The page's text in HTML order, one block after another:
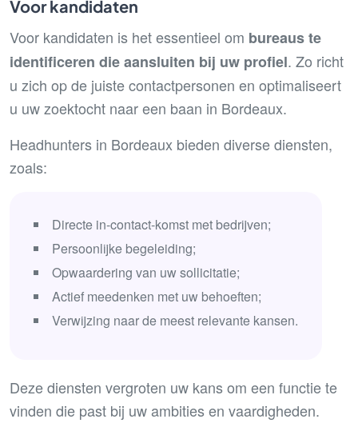
Voor kandidaten
Voor kandidaten is het essentieel om bureaus te
identificeren die aansluiten bij uw profiel. Zo richt
u zich op de juiste contactpersonen en optimaliseert
u uw zoektocht naar een baan in Bordeaux.
Headhunters in Bordeaux bieden diverse diensten,
zoals:
Directe in-contact-komst met bedrijven;
Persoonlijke begeleiding;
Opwaardering van uw sollicitatie;
Actief meedenken met uw behoeften;
Verwijzing naar de meest relevante kansen.
Deze diensten vergroten uw kans om een functie te
vinden die past bij uw ambities en vaardigheden.